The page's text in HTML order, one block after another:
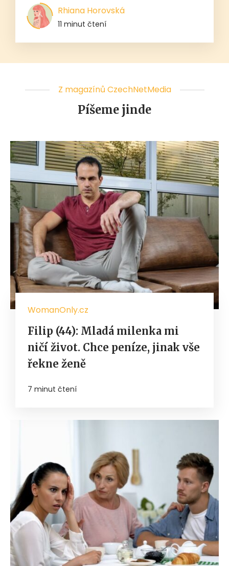
Rhiana Horovská
11 minut čtení
Z magazínů CzechNetMedia
Píšeme jinde
WomanOnly.cz
Filip (44): Mladá milenka mi
ničí život. Chce peníze, jinak vše
řekne ženě
7 minut čtení